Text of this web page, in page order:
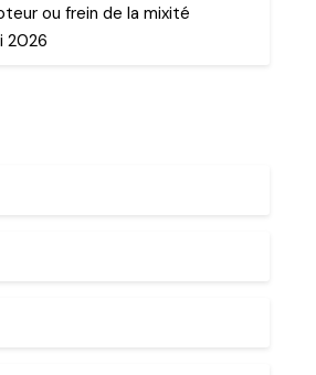
ou frein de la mixité
2026